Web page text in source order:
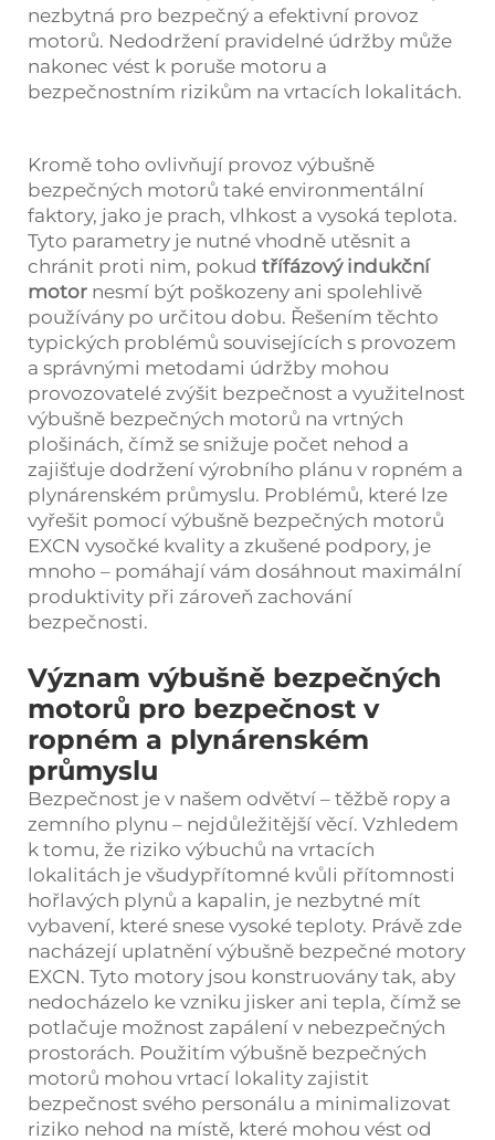
nezbytná pro bezpečný a efektivní provoz
motorů. Nedodržení pravidelné údržby může
nakonec vést k poruše motoru a
bezpečnostním rizikům na vrtacích lokalitách.
Kromě toho ovlivňují provoz výbušně
bezpečných motorů také environmentální
faktory, jako je prach, vlhkost a vysoká teplota.
Tyto parametry je nutné vhodně utěsnit a
chránit proti nim, pokud třífázový indukční
motor nesmí být poškozeny ani spolehlivě
používány po určitou dobu. Řešením těchto
typických problémů souvisejících s provozem
a správnými metodami údržby mohou
provozovatelé zvýšit bezpečnost a využitelnost
výbušně bezpečných motorů na vrtných
plošinách, čímž se snižuje počet nehod a
zajišťuje dodržení výrobního plánu v ropném a
plynárenském průmyslu. Problémů, které lze
vyřešit pomocí výbušně bezpečných motorů
EXCN vysočké kvality a zkušené podpory, je
mnoho – pomáhají vám dosáhnout maximální
produktivity při zároveň zachování
bezpečnosti.
Význam výbušně bezpečných
motorů pro bezpečnost v
ropném a plynárenském
průmyslu
Bezpečnost je v našem odvětví – těžbě ropy a
zemního plynu – nejdůležitější věcí. Vzhledem
k tomu, že riziko výbuchů na vrtacích
lokalitách je všudypřítomné kvůli přítomnosti
hořlavých plynů a kapalin, je nezbytné mít
vybavení, které snese vysoké teploty. Právě zde
nacházejí uplatnění výbušně bezpečné motory
EXCN. Tyto motory jsou konstruovány tak, aby
nedocházelo ke vzniku jisker ani tepla, čímž se
potlačuje možnost zapálení v nebezpečných
prostorách. Použitím výbušně bezpečných
motorů mohou vrtací lokality zajistit
bezpečnost svého personálu a minimalizovat
riziko nehod na místě, které mohou vést od